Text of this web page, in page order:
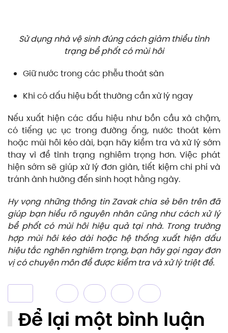
Sử dụng nhà vệ sinh đúng cách giảm thiểu tình
trạng bể phốt có mùi hôi
Giữ nước trong các phễu thoát sàn
Khi có dấu hiệu bất thường cần xử lý ngay
Nếu xuất hiện các dấu hiệu như bồn cầu xả chậm,
có tiếng ục ục trong đường ống, nước thoát kém
hoặc mùi hôi kéo dài, bạn hãy kiểm tra và xử lý sớm
thay vì để tình trạng nghiêm trọng hơn. Việc phát
hiện sớm sẽ giúp xử lý đơn giản, tiết kiệm chi phí và
tránh ảnh hưởng đến sinh hoạt hằng ngày.
Hy vọng những thông tin Zavak chia sẻ bên trên đã
giúp bạn hiểu rõ nguyên nhân cũng như cách xử lý
bể phốt có mùi hôi hiệu quả tại nhà. Trong trường
hợp mùi hôi kéo dài hoặc hệ thống xuất hiện dấu
hiệu tắc nghẽn nghiêm trọng, bạn hãy gọi ngay đơn
vị có chuyên môn để được kiểm tra và xử lý triệt để.
Để lại một bình luận